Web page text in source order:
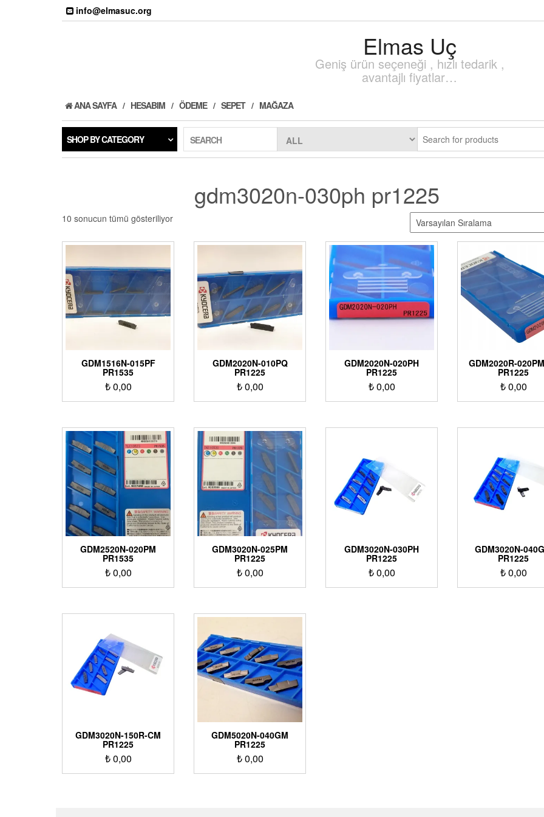
info@elmasuc.org
Elmas Uç
Geniş ürün seçeneği , hızlı tedarik ,
avantajlı fiyatlar…
ANA SAYFA HESABIM ÖDEME SEPET MAĞAZA
SHOP BY CATEGORY SEARCH
gdm3020n-030ph pr1225
10 sonucun tümü gösteriliyor
GDM1516N-015PF
PR1535
₺0,00
GDM2020N-010PQ
PR1225
₺0,00
GDM2020N-020PH
PR1225
₺0,00
GDM2020R-
PR1225
₺0,00
GDM2520N-020PM
PR1535
₺0,00
GDM3020N-025PM
PR1225
₺0,00
GDM3020N-030PH
PR1225
₺0,00
GDM3020N-
PR1225
₺0,00
GDM3020N-150R-CM
PR1225
₺0,00
GDM5020N-040GM
PR1225
₺0,00